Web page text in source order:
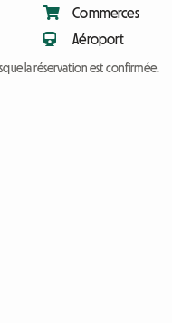
Commerces
Aéroport
la réservation est confirmée.